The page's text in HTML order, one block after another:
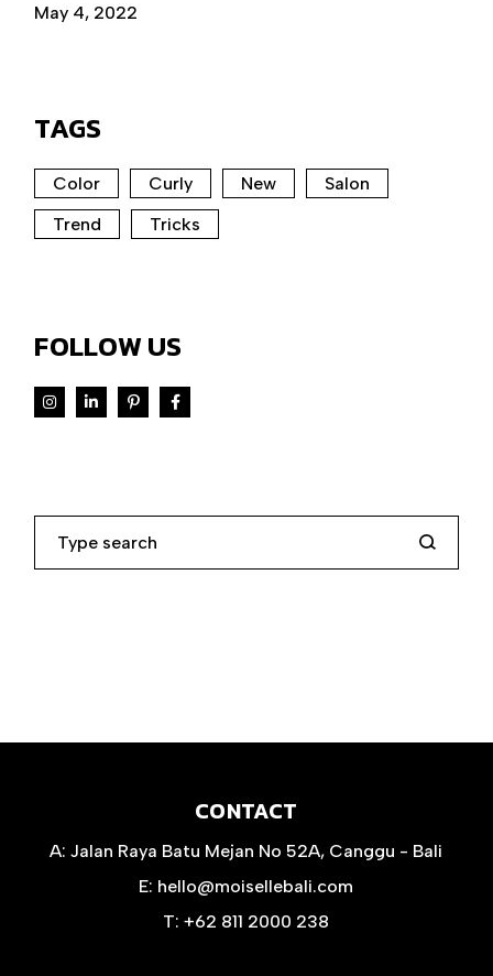
May 4, 2022
TAGS
Color Curly New
Salon
Trend
Tricks
FOLLOW US
CONTACT
A:Jalan Raya Batu Mejan No 52A, Canggu - Bali
E: hello@moisellebali.com
T:+62 811 2000 238